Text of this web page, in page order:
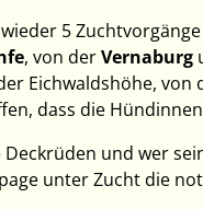
5
, von derVernaburg
Eichwaldshöhe,
dass die
und wer
unter Zucht die